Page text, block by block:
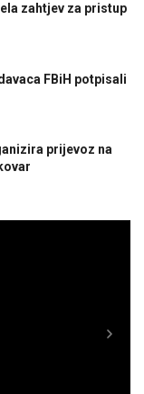
zahtjev za pristup
FBiH potpisali
prijevoz na